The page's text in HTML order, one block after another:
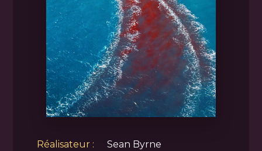
Réalisateur :
Sean Byrne